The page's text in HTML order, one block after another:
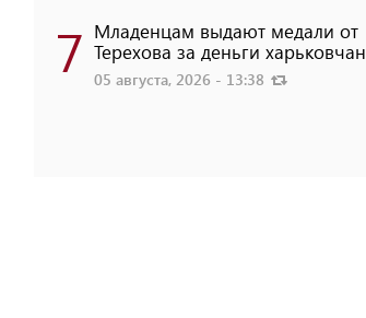
7 Младенцам выдают медали от
Терехова за деньги харьковчан
05 августа, 2026 - 13:38